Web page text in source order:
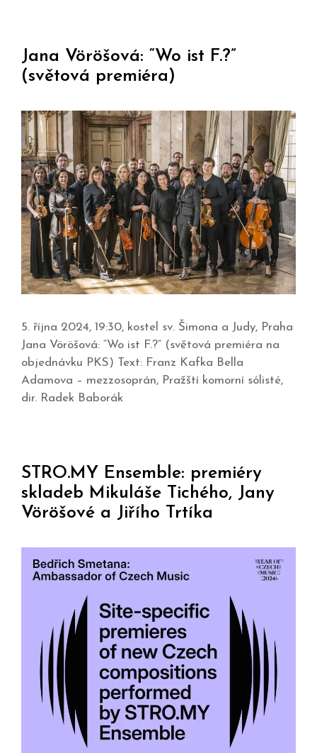
Jana Vöröšová: “Wo ist F.?”
(světová premiéra)
5. října 2024, 19:30, kostel sv. Šimona a Judy, Praha
Jana Vöröšová: “Wo ist F.?” (světová premiéra na
objednávku PKS) Text: Franz Kafka Bella
Adamova – mezzosoprán, Pražští komorní sólisté,
dir. Radek Baborák
STRO.MY Ensemble: premiéry
skladeb Mikuláše Tichého, Jany
Vöröšové a Jiřího Trtíka